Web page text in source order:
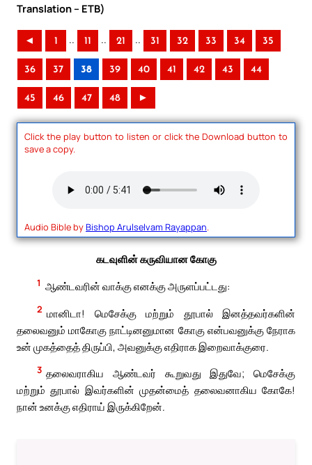
Translation – ETB)
◄ 1 .. 11 .. 21 .. 31 32 33 34 35
36 37 38 39 40 41 42 43 44
45 46 47 48 ►
Click the play button to listen or click the Download button to
save a copy.
Audio Bible byBishop Arulselvam Rayappan.
கடவுளின் கருவியான கோகு
1 ஆண்டவரின் வாக்கு எனக்கு அருளப்பட்டது:
2 மானிடா! மெசேக்கு மற்றும் தூபால் இனத்தவர்களின்
தலைவனும் மாகோகு நாட்டினனுமான கோகு என்பவனுக்கு நேராக
உன் முகத்தைத் திருப்பி, அவனுக்கு எதிராக இறைவாக்குரை.
3 தலைவராகிய ஆண்டவர் கூறுவது இதுவே; மெசேக்கு
மற்றும் தூபால் இவர்களின் முதன்மைத் தலைவனாகிய கோகே!
நான் உனக்கு எதிராய் இருக்கிறேன்.